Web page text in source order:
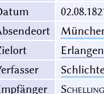
Erlangen
Schelling